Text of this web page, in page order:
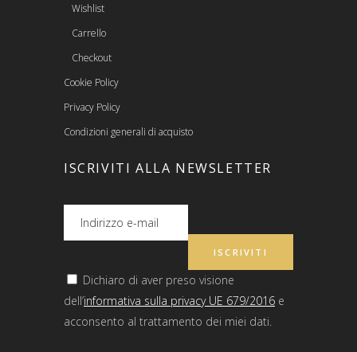
Wishlist
Carrello
Checkout
Cookie Policy
Privacy Policy
Condizioni generali di acquisto
ISCRIVITI ALLA NEWSLETTER
Dichiaro di aver preso visione
dell’informativa sulla privacy UE 679/2016 e
acconsento al trattamento dei miei dati.